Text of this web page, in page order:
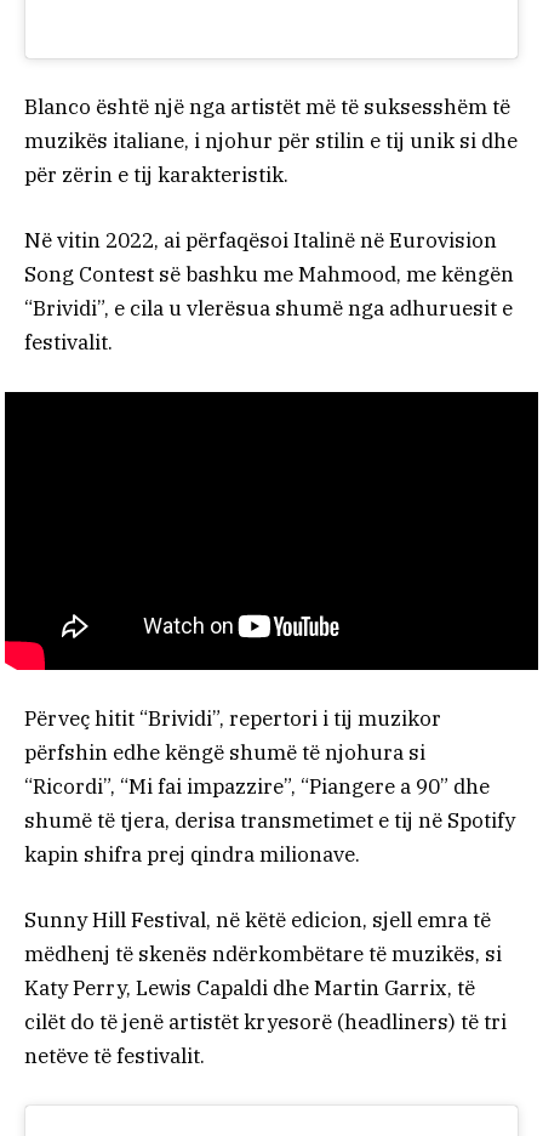
Blanco është një nga artistët më të suksesshëm të
muzikës italiane, i njohur për stilin e tij unik si dhe
për zërin e tij karakteristik.
Në vitin 2022, ai përfaqësoi Italinë në Eurovision
Song Contest së bashku me Mahmood, me këngën
“Brividi”, e cila u vlerësua shumë nga adhuruesit e
festivalit.
Përveç hitit “Brividi”, repertori i tij muzikor
përfshin edhe këngë shumë të njohura si
“Ricordi”, “Mi fai impazzire”, “Piangere a 90” dhe
shumë të tjera, derisa transmetimet e tij në Spotify
kapin shifra prej qindra milionave.
Sunny Hill Festival, në këtë edicion, sjell emra të
mëdhenj të skenës ndërkombëtare të muzikës, si
Katy Perry, Lewis Capaldi dhe Martin Garrix, të
cilët do të jenë artistët kryesorë (headliners) të tri
netëve të festivalit.